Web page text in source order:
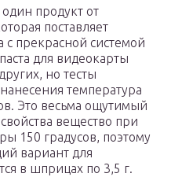
продукт от
поставляет
прекрасной системой
для видеокарты
но тесты
температура
Это весьма ощутимый
вещество при
150 градусов, поэтому
вариант для
в шприцах по 3,5 г.